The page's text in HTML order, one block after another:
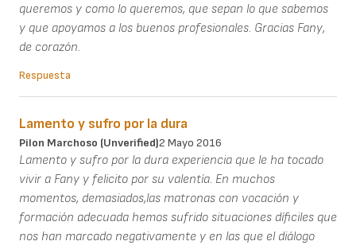
queremos y como lo queremos, que sepan lo que sabemos
y que apoyamos a los buenos profesionales. Gracias Fany,
de corazón.
Respuesta
Lamento y sufro por la dura
Pilon Marchoso (unverified)2 Mayo 2016
Lamento y sufro por la dura experiencia que le ha tocado
vivir a Fany y felicito por su valentía. En muchos
momentos, demasiados,las matronas con vocación y
formación adecuada hemos sufrido situaciones díficiles que
nos han marcado negativamente y en las que el diálogo